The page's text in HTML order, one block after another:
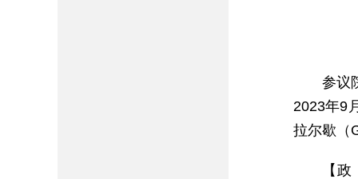
参议
2023年9
拉尔歇（
【